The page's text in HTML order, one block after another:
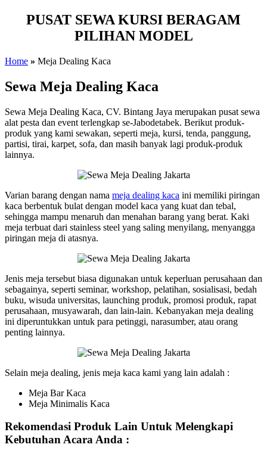
PUSAT SEWA KURSI BERAGAM
PILIHAN MODEL
Home » Meja Dealing Kaca
Sewa Meja Dealing Kaca
Sewa Meja Dealing Kaca, CV. Bintang Jaya merupakan pusat sewa
alat pesta dan event terlengkap se-Jabodetabek. Berikut produk-
produk yang kami sewakan, seperti meja, kursi, tenda, panggung,
partisi, tirai, karpet, sofa, dan masih banyak lagi produk-produk
lainnya.
Varian barang dengan nama meja dealing kaca ini memiliki piringan
kaca berbentuk bulat dengan model kaca yang kuat dan tebal,
sehingga mampu menaruh dan menahan barang yang berat. Kaki
meja terbuat dari stainless steel yang saling menyilang, menyangga
piringan meja di atasnya.
Jenis meja tersebut biasa digunakan untuk keperluan perusahaan dan
sebagainya, seperti seminar, workshop, pelatihan, sosialisasi, bedah
buku, wisuda universitas, launching produk, promosi produk, rapat
perusahaan, musyawarah, dan lain-lain. Kebanyakan meja dealing
ini diperuntukkan untuk para petinggi, narasumber, atau orang
penting lainnya.
Selain meja dealing, jenis meja kaca kami yang lain adalah :
Meja Bar Kaca
Meja Minimalis Kaca
Rekomendasi Produk Lain Untuk Melengkapi
Kebutuhan Acara Anda :